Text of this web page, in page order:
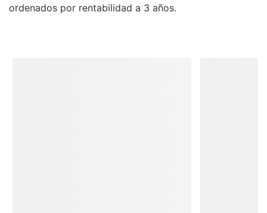
ordenados por rentabilidad a 3 años.